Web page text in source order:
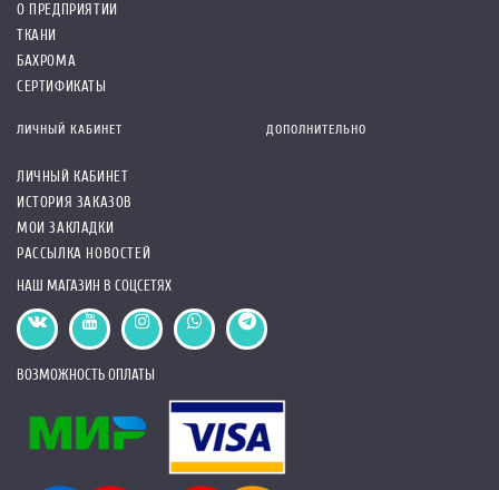
О ПРЕДПРИЯТИИ
ТКАНИ
БАХРОМА
СЕРТИФИКАТЫ
ЛИЧНЫЙ КАБИНЕТ
ЛИЧНЫЙ КАБИНЕТ
ИСТОРИЯ ЗАКАЗОВ
МОИ ЗАКЛАДКИ
РАССЫЛКА НОВОСТЕЙ
ДОПОЛНИТЕЛЬНО
НАШ МАГАЗИН В СОЦСЕТЯХ
ВОЗМОЖНОСТЬ ОПЛАТЫ